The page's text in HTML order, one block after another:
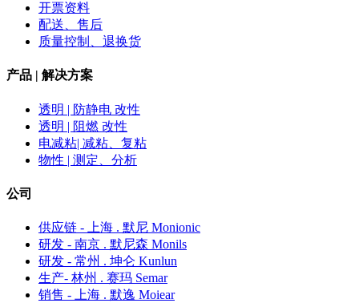
开票资料
配送、售后
质量控制、退换货
产品 | 解决方案
透明 | 防静电 改性
透明 | 阻燃 改性
电减粘| 减粘、复粘
物性 | 测定、分析
公司
供应链 - 上海 . 默尼 Monionic
研发 - 南京 . 默尼森 Monils
研发 - 常州 . 坤仑 Kunlun
生产- 林州 . 赛玛 Semar
销售 - 上海 . 默逸 Moiear